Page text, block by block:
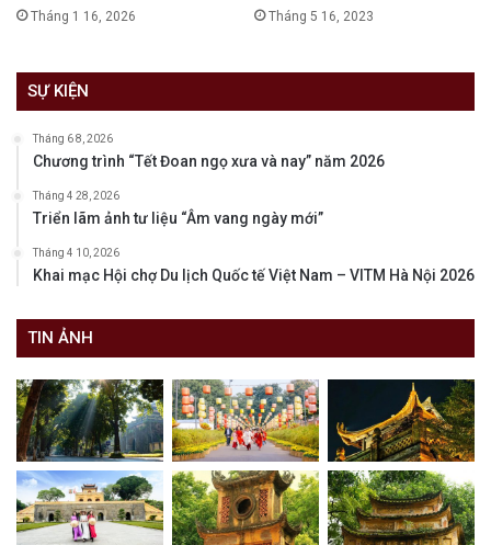
Tháng 1 16, 2026 Tháng 5 16, 2023
SỰ KIỆN
Tháng 6 8, 2026
Chương trình “Tết Đoan ngọ xưa và nay” năm 2026
Tháng 4 28, 2026
Triển lãm ảnh tư liệu “Âm vang ngày mới”
Tháng 4 10, 2026
Khai mạc Hội chợ Du lịch Quốc tế Việt Nam – VITM Hà Nội 2026
TIN ẢNH